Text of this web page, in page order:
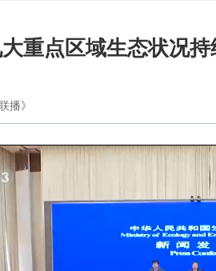
重点区域生态状况持
播》